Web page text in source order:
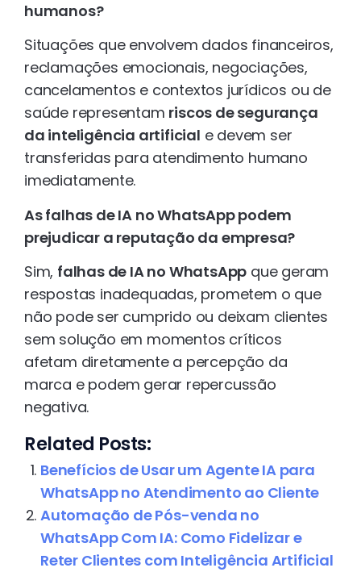
humanos?
Situações que envolvem dados financeiros,
reclamações emocionais, negociações,
cancelamentos e contextos jurídicos ou de
saúde representam riscos de segurança
da inteligência artificial e devem ser
transferidas para atendimento humano
imediatamente.
As falhas de IA no WhatsApp podem
prejudicar a reputação da empresa?
Sim, falhas de IA no WhatsApp que geram
respostas inadequadas, prometem o que
não pode ser cumprido ou deixam clientes
sem solução em momentos críticos
afetam diretamente a percepção da
marca e podem gerar repercussão
negativa.
Related Posts:
Benefícios de Usar um Agente IA para
WhatsApp no Atendimento ao Cliente
Automação de Pós-venda no
WhatsApp Com IA: Como Fidelizar e
Reter Clientes com Inteligência Artificial